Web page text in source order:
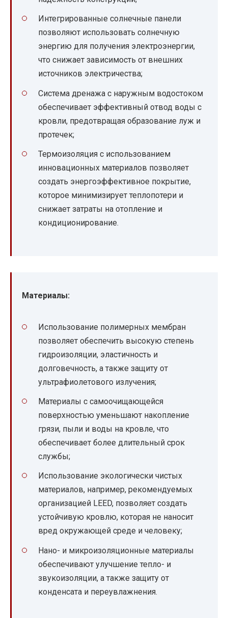
Интегрированные солнечные панели
позволяют использовать солнечную
энергию для получения электроэнергии,
что снижает зависимость от внешних
источников электричества;
Система дренажа с наружным водостоком
обеспечивает эффективный отвод воды с
кровли, предотвращая образование луж и
протечек;
Термоизоляция с использованием
инновационных материалов позволяет
создать энергоэффективное покрытие,
которое минимизирует теплопотери и
снижает затраты на отопление и
кондиционирование.
Материалы:
Использование полимерных мембран
позволяет обеспечить высокую степень
гидроизоляции, эластичность и
долговечность, а также защиту от
ультрафиолетового излучения;
Материалы с самоочищающейся
поверхностью уменьшают накопление
грязи, пыли и воды на кровле, что
обеспечивает более длительный срок
службы;
Использование экологически чистых
материалов, например, рекомендуемых
организацией LEED, позволяет создать
устойчивую кровлю, которая не наносит
вред окружающей среде и человеку;
Нано- и микроизоляционные материалы
обеспечивают улучшение тепло- и
звукоизоляции, а также защиту от
конденсата и переувлажнения.